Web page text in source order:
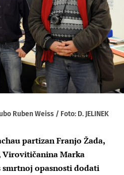
Ruben Weiss / Foto: D. JELINEK
partizan Franjo Žada,
Virovitičanina Marka
smrtnoj opasnosti dodati